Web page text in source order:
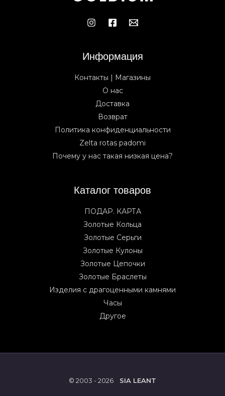
Информация
Контакты | Магазины
О нас
Доставка
Возврат
Политика конфиденциальности
Zelta rotas padomi
Почему у нас такая низкая цена?
Каталог товаров
ПОДАР. КАРТА
Золотые Кольца
Золотые Серьги
Золотые Кулоны
Золотые Цепочки
Золотые Браслеты
Изделия с драгоценными камнями
Часы
Другое
© 2003 - 2026 SIA LEANT